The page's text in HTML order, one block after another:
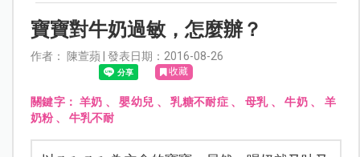
寶寶對牛奶過敏，怎麼辦？
作者： 陳萱蘋 | 發表日期：2016-08-26
收藏
關鍵字： 羊奶 、嬰幼兒 、乳糖不耐症、 母乳、牛奶 、羊
奶粉、 牛乳不耐